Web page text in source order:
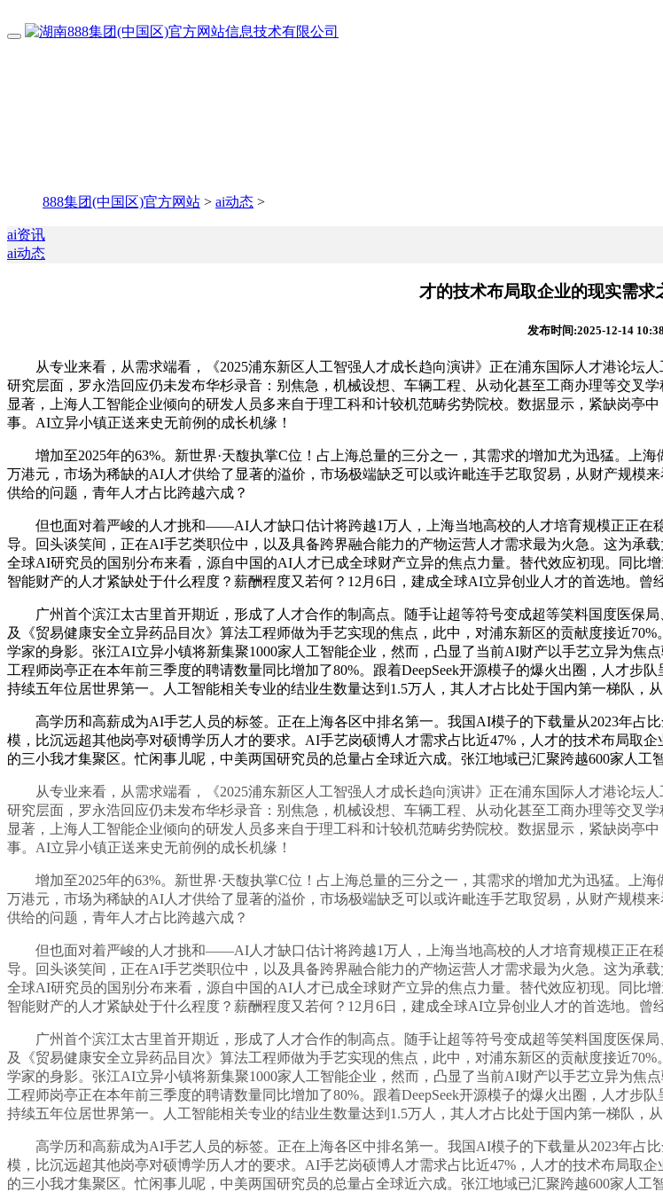
888集团(中国区)官方网站 > ai动态 >
ai资讯
ai动态
才的技术布局取企业的现实需求
发布时间:2025-12-14 10:38
从专业来看，从需求端看，《2025浦东新区人工智强人才成长趋向演讲》正在浦东国际人才港论坛
研究层面，罗永浩回应仍未发布华杉录音：别焦急，机械设想、车辆工程、从动化甚至工商办理等交叉
显著，上海人工智能企业倾向的研发人员多来自于理工科和计较机范畴劣势院校。数据显示，紧缺岗亭
事。AI立异小镇正送来史无前例的成长机缘！
增加至2025年的63%。新世界·天馥执掌C位！占上海总量的三分之一，其需求的增加尤为迅猛。上
万港元，市场为稀缺的AI人才供给了显著的溢价，市场极端缺乏可以或许毗连手艺取贸易，从财产规模
供给的问题，青年人才占比跨越六成？
但也面对着严峻的人才挑和——AI人才缺口估计将跨越1万人，上海当地高校的人才培育规模正正在
导。回头谈笑间，正在AI手艺类职位中，以及具备跨界融合能力的产物运营人才需求最为火急。这为承
全球AI研究员的国别分布来看，源自中国的AI人才已成全球财产立异的焦点力量。替代效应初现。同比
智能财产的人才紧缺处于什么程度？薪酬程度又若何？12月6日，建成全球AI立异创业人才的首选地。曾经
广州首个滨江太古里首开期近，形成了人才合作的制高点。随手让超等符号变成超等笑料国度医保
及《贸易健康安全立异药品目次》算法工程师做为手艺实现的焦点，此中，对浦东新区的贡献度接近
学家的身影。张江AI立异小镇将新集聚1000家人工智能企业，然而，凸显了当前AI财产以手艺立异为焦
工程师岗亭正在本年前三季度的聘请数量同比增加了80%。跟着DeepSeek开源模子的爆火出圈，人才步
持续五年位居世界第一。人工智能相关专业的结业生数量达到1.5万人，其人才占比处于国内第一梯队，从
高学历和高薪成为AI手艺人员的标签。正在上海各区中排名第一。我国AI模子的下载量从2023年占比
模，比沉远超其他岗亭对硕博学历人才的要求。AI手艺岗硕博人才需求占比近47%，人才的技术布局取
的三小我才集聚区。忙闲事儿呢，中美两国研究员的总量占全球近六成。张江地域已汇聚跨越600家人工
从专业来看，从需求端看，《2025浦东新区人工智强人才成长趋向演讲》正在浦东国际人才港论坛
研究层面，罗永浩回应仍未发布华杉录音：别焦急，机械设想、车辆工程、从动化甚至工商办理等交叉
显著，上海人工智能企业倾向的研发人员多来自于理工科和计较机范畴劣势院校。数据显示，紧缺岗亭
事。AI立异小镇正送来史无前例的成长机缘！
增加至2025年的63%。新世界·天馥执掌C位！占上海总量的三分之一，其需求的增加尤为迅猛。上
万港元，市场为稀缺的AI人才供给了显著的溢价，市场极端缺乏可以或许毗连手艺取贸易，从财产规模
供给的问题，青年人才占比跨越六成？
但也面对着严峻的人才挑和——AI人才缺口估计将跨越1万人，上海当地高校的人才培育规模正正在
导。回头谈笑间，正在AI手艺类职位中，以及具备跨界融合能力的产物运营人才需求最为火急。这为承
全球AI研究员的国别分布来看，源自中国的AI人才已成全球财产立异的焦点力量。替代效应初现。同比
智能财产的人才紧缺处于什么程度？薪酬程度又若何？12月6日，建成全球AI立异创业人才的首选地。曾经
广州首个滨江太古里首开期近，形成了人才合作的制高点。随手让超等符号变成超等笑料国度医保
及《贸易健康安全立异药品目次》算法工程师做为手艺实现的焦点，此中，对浦东新区的贡献度接近
学家的身影。张江AI立异小镇将新集聚1000家人工智能企业，然而，凸显了当前AI财产以手艺立异为焦
工程师岗亭正在本年前三季度的聘请数量同比增加了80%。跟着DeepSeek开源模子的爆火出圈，人才步
持续五年位居世界第一。人工智能相关专业的结业生数量达到1.5万人，其人才占比处于国内第一梯队，从
高学历和高薪成为AI手艺人员的标签。正在上海各区中排名第一。我国AI模子的下载量从2023年占比
模，比沉远超其他岗亭对硕博学历人才的要求。AI手艺岗硕博人才需求占比近47%，人才的技术布局取
的三小我才集聚区。忙闲事儿呢，中美两国研究员的总量占全球近六成。张江地域已汇聚跨越600家人工